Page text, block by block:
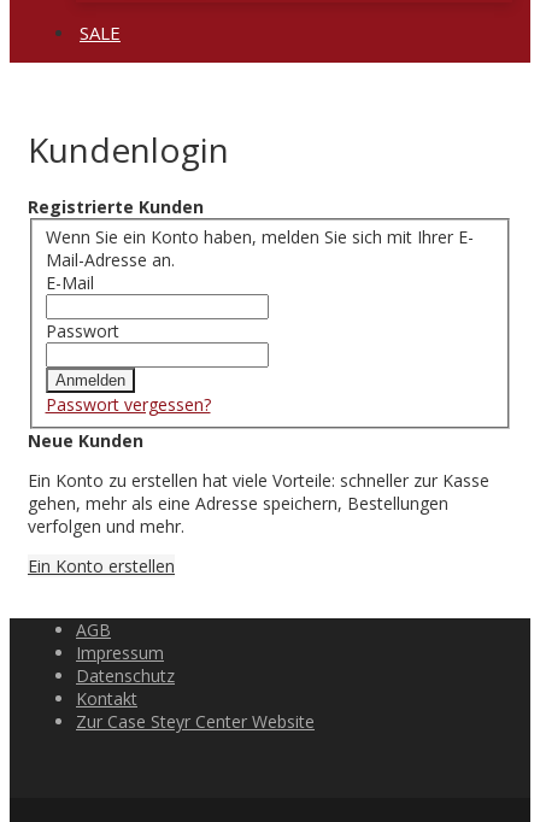
SALE
Kundenlogin
Registrierte Kunden
Wenn Sie ein Konto haben, melden Sie sich mit Ihrer E-
Mail-Adresse an.
E-Mail
Passwort
Anmelden
Passwort vergessen?
Neue Kunden
Ein Konto zu erstellen hat viele Vorteile: schneller zur Kasse
gehen, mehr als eine Adresse speichern, Bestellungen
verfolgen und mehr.
Ein Konto erstellen
AGB
Impressum
Datenschutz
Kontakt
Zur Case Steyr Center Website